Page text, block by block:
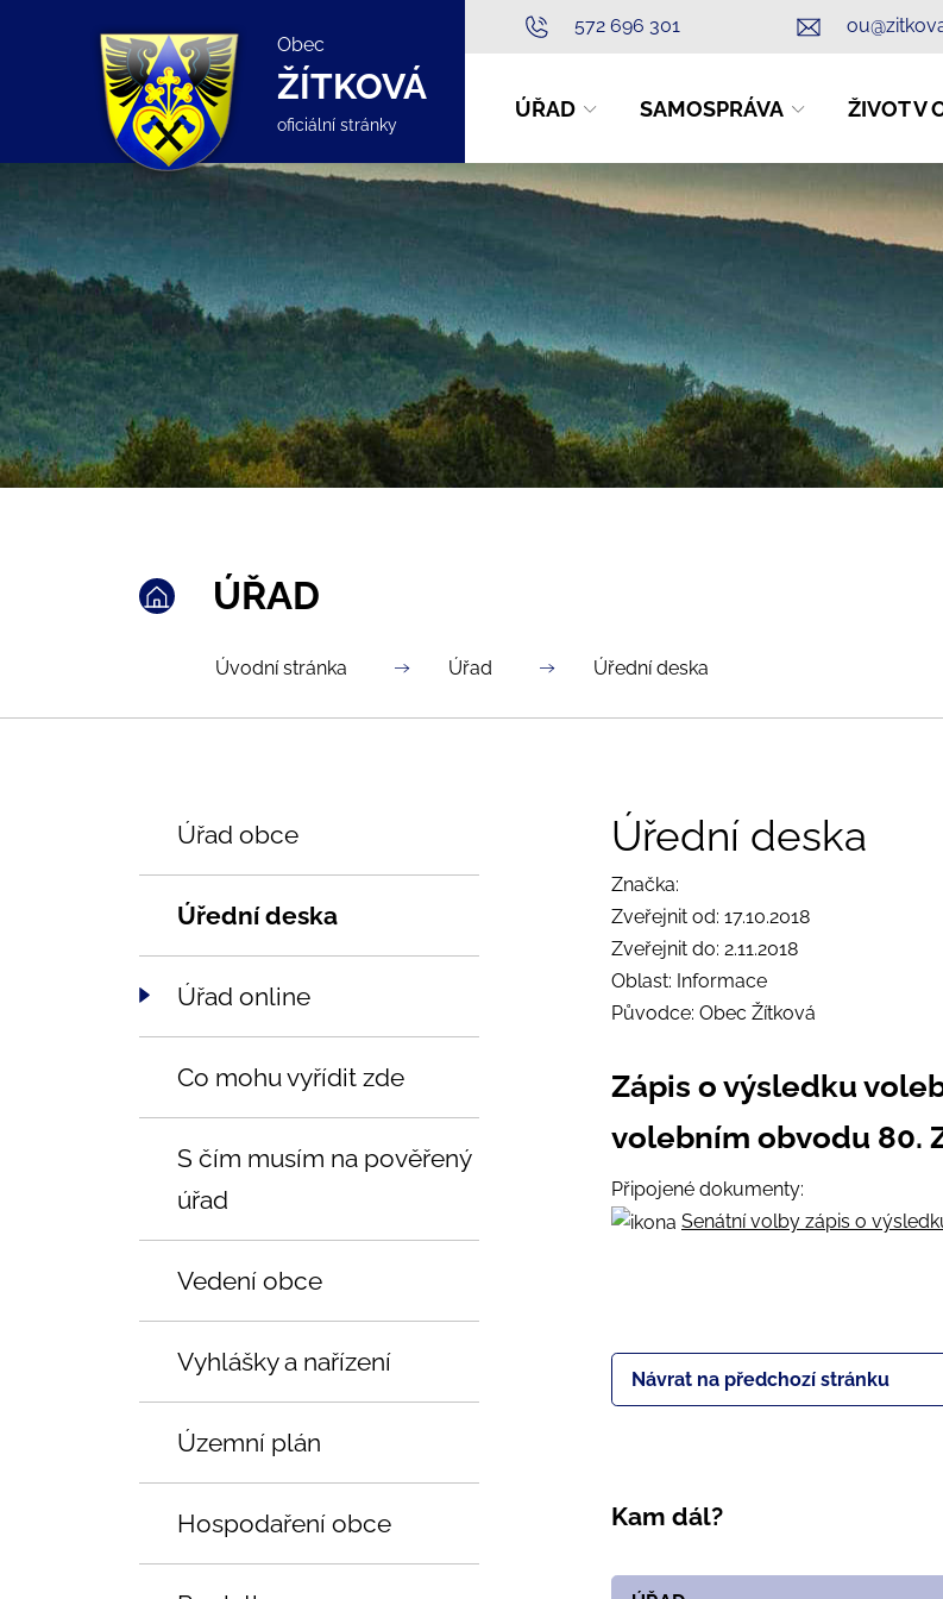
Obec
ŽÍTKOVÁ
oficiální stránky
572 696 301
ÚŘAD SAMOSPRÁVA ŽIVOT V
ÚŘAD
Úvodní stránka Úřad Úřední deska
Úřední deska
Značka:
Zveřejnit od: 17.10.2018
Zveřejnit do: 2.11.2018
Oblast: Informace
Původce: Obec Žítková
Zápis o výsledku
volebním obvodu 80.
Připojené dokumenty:
Senátní volby zápis o
Návrat na předchozí stránku
Kam dál?
Úřad obce
Úřední deska
Úřad online
Co mohu vyřídit zde
S čím musím na pověřený
úřad
Vedení obce
Vyhlášky a nařízení
Územní plán
Hospodaření obce